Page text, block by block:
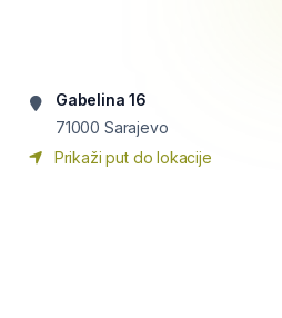
Gabelina 16
71000 Sarajevo
Prikaži put do lokacije